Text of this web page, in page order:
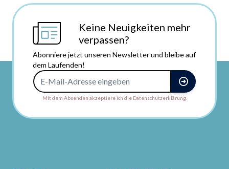
Keine Neuigkeiten mehr
verpassen?
Abonniere jetzt unseren Newsletter und bleibe auf
dem Laufenden!
Mit dem Absenden akzeptiere ich die Datenschutzerklärung.